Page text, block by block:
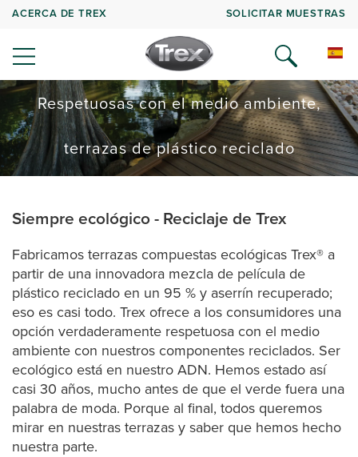
ACERCA DE TREX SOLICITAR MUESTRAS
Respetuosas con el medio ambiente,
terrazas de plástico reciclado
Siempre ecológico - Reciclaje de Trex
Fabricamos terrazas compuestas ecológicas Trex® a
partir de una innovadora mezcla de película de
plástico reciclado en un 95 % y aserrín recuperado;
eso es casi todo. Trex ofrece a los consumidores una
opción verdaderamente respetuosa con el medio
ambiente con nuestros componentes reciclados. Ser
ecológico está en nuestro ADN. Hemos estado así
casi 30 años, mucho antes de que el verde fuera una
palabra de moda. Porque al final, todos queremos
mirar en nuestras terrazas y saber que hemos hecho
nuestra parte.